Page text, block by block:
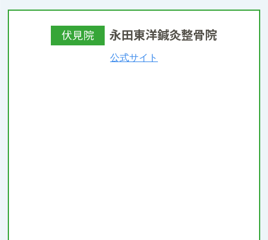
伏見院 永田東洋鍼灸整骨院
公式サイト